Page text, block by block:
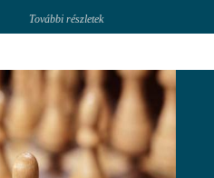
További részletek